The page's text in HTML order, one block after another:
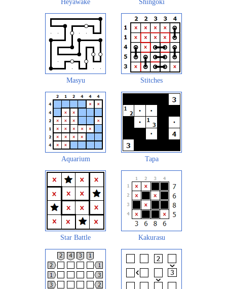
Heyawake Shingoki
Masyu Stitches
Aquarium Tapa
Star Battle Kakurasu